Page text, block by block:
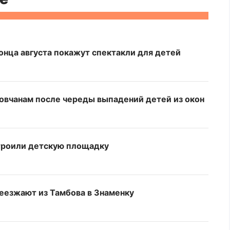
августа покажут спектакли для детей
после череды выпадений детей из окон
детскую площадку
из Тамбова в Знаменку